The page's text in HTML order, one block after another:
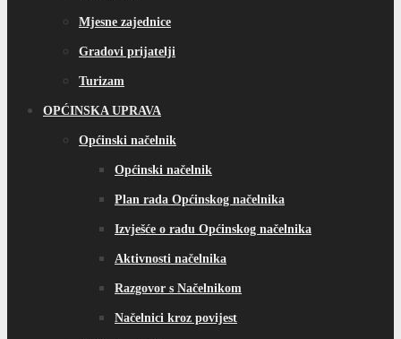
Mjesne zajednice
Gradovi prijatelji
Turizam
OPĆINSKA UPRAVA
Općinski načelnik
Općinski načelnik
Plan rada Općinskog načelnika
Izvješće o radu Općinskog načelnika
Aktivnosti načelnika
Razgovor s Načelnikom
Načelnici kroz povijest